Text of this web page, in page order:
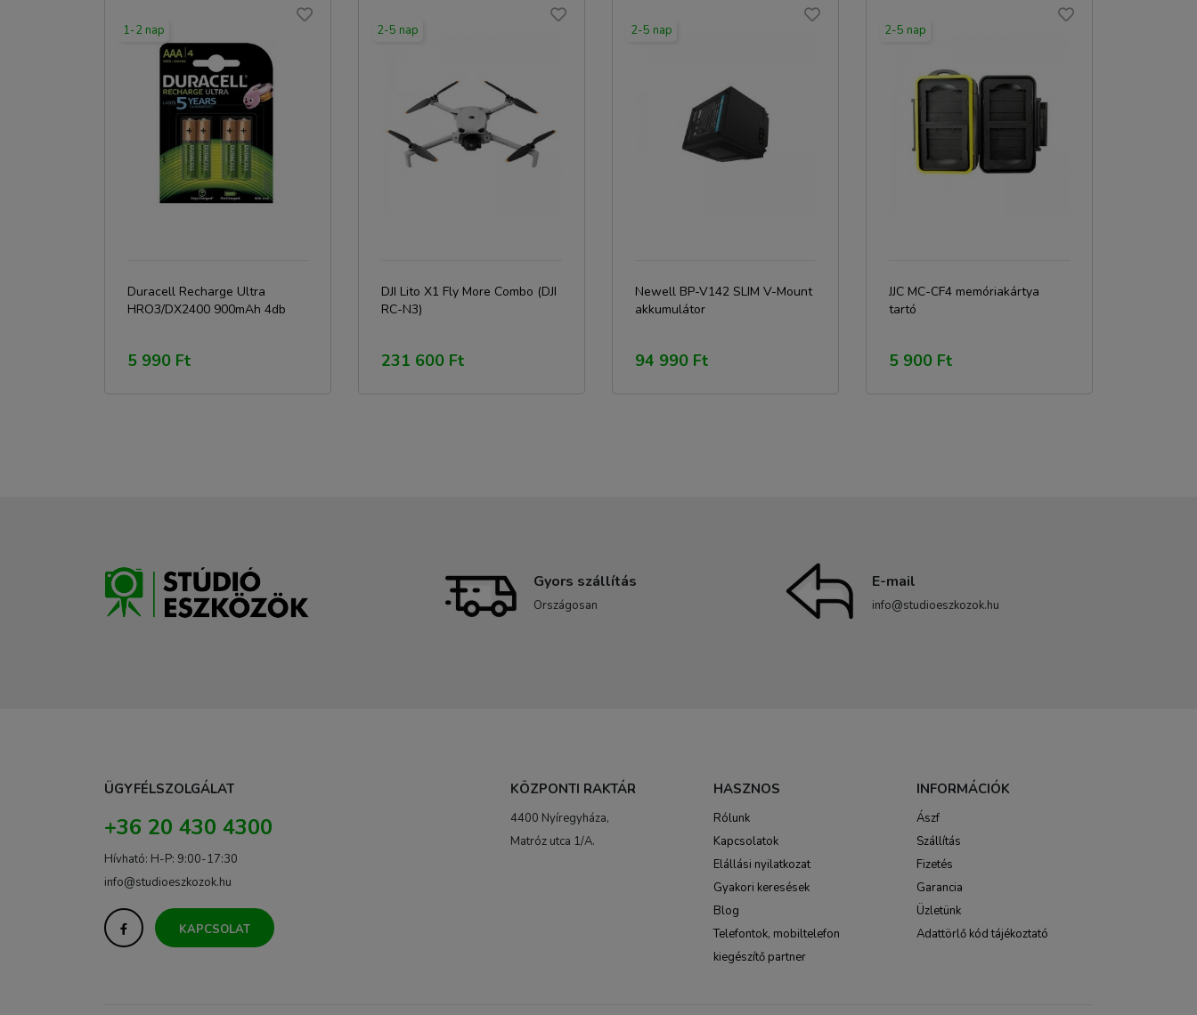
1-2 nap
Duracell Recharge Ultra
HRO3/DX2400 900mAh 4db
5 990 Ft
2-5 nap
DJI Lito X1 Fly More Combo (DJI
RC-N3)
231 600 Ft
2-5 nap
Newell BP-V142 SLIM V-Mount
akkumulátor
94 990 Ft
2-5 nap
JJC MC-CF4 memóriakártya
tartó
5 900 Ft
Gyors szállítás
Országosan
E-mail
info@studioeszkozok.hu
ÜGYFÉLSZOLGÁLAT
+36 20 430 4300
Hívható: H-P: 9:00-17:30
info@studioeszkozok.hu
KAPCSOLAT
KÖZPONTI RAKTÁR
4400 Nyíregyháza,
Matróz utca 1/A.
HASZNOS
Rólunk
Kapcsolatok
Elállási nyilatkozat
Gyakori keresések
Blog
Telefontok, mobiltelefon
kiegészítő partner
INFORMÁCIÓK
Ászf
Szállítás
Fizetés
Garancia
Üzletünk
Adattörlő kód tájékoztató